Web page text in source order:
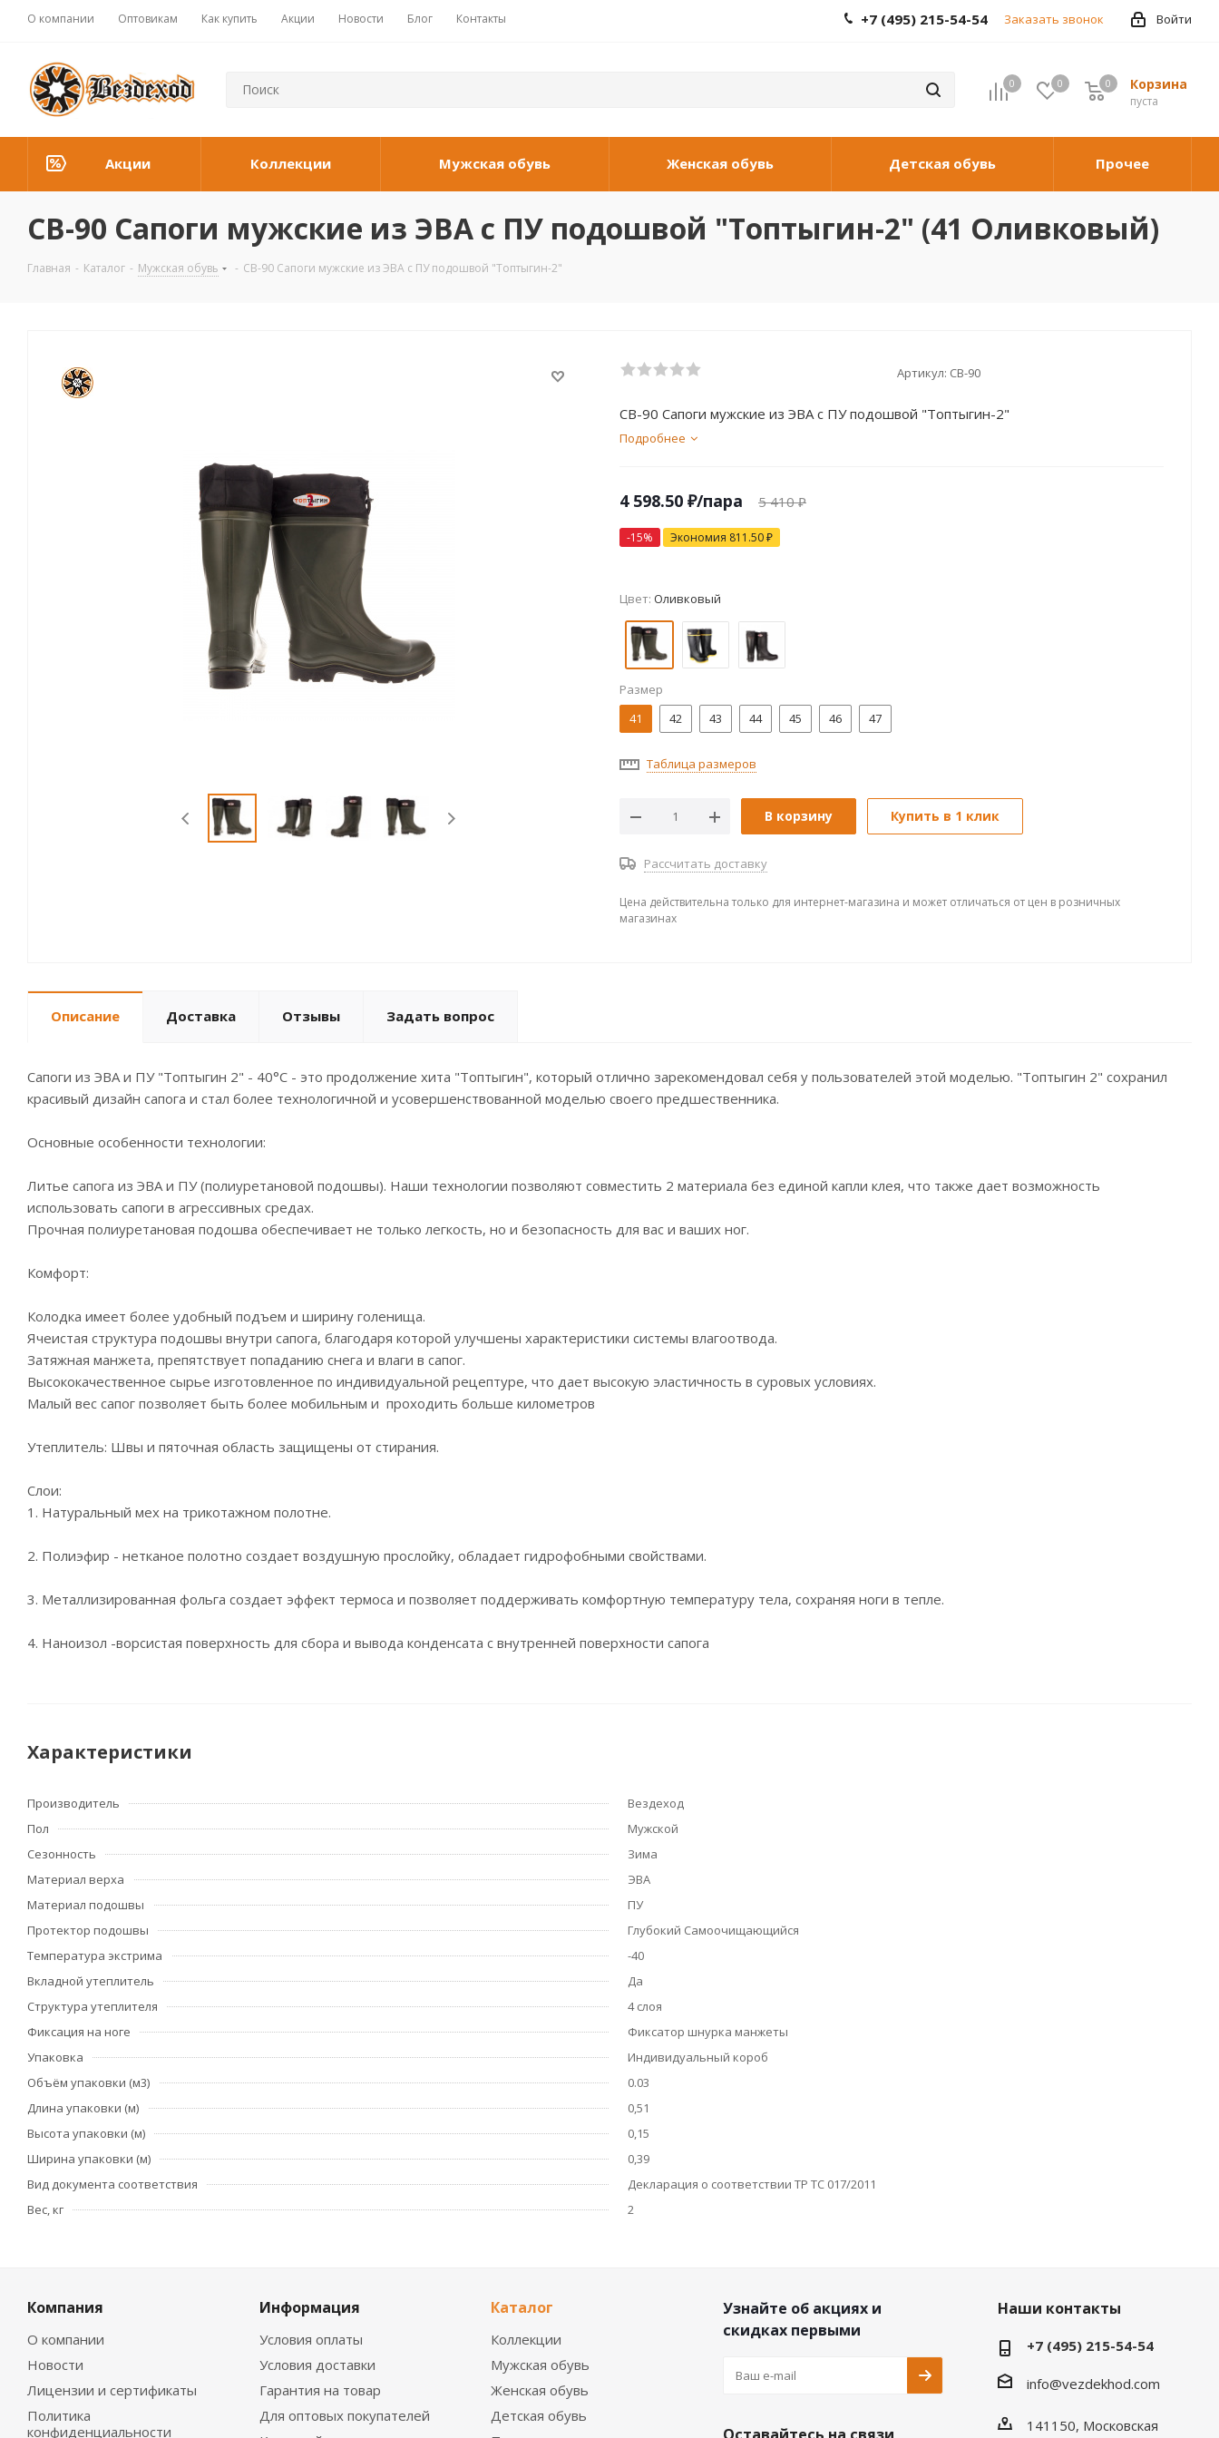
О компании Оптовикам Как купить Акции Новости Блог Контакты Войти
+7 (495) 215-54-54 Заказать звонок
0 0 Корзина
0
пуста
0
Акции Коллекции Мужская обувь Женская обувь Детская обувь Прочее
СВ-90 Сапоги мужские из ЭВА с ПУ подошвой "Топтыгин-2" (41 Оливковый)
Главная - Каталог - Мужская обувь - СВ-90 Сапоги мужские из ЭВА с ПУ подошвой "Топтыгин-2"
Артикул: СВ-90
СВ-90 Сапоги мужские из ЭВА с ПУ подошвой "Топтыгин-2"
Подробнее
4 598.50 ₽/пара 5 410₽
-15% Экономия 811.50₽
Цвет: Оливковый
Размер
41
42 43 44 45 46 47
Таблица размеров
В корзину Купить в 1 клик
Рассчитать доставку
Цена действительна только для интернет-магазина и может отличаться от цен в розничных
магазинах
Описание Доставка Отзывы Задать вопрос
Сапоги из ЭВА и ПУ "Топтыгин 2" - 40°С - это продолжение хита "Топтыгин", который отлично зарекомендовал себя у пользователей этой моделью. "Топтыгин 2" сохранил
красивый дизайн сапога и стал более технологичной и усовершенствованной моделью своего предшественника.
Основные особенности технологии:
Литье сапога из ЭВА и ПУ (полиуретановой подошвы). Наши технологии позволяют совместить 2 материала без единой капли клея, что также дает возможность
использовать сапоги в агрессивных средах.
Прочная полиуретановая подошва обеспечивает не только легкость, но и безопасность для вас и ваших ног.
Комфорт:
Колодка имеет более удобный подъем и ширину голенища.
Ячеистая структура подошвы внутри сапога, благодаря которой улучшены характеристики системы влагоотвода.
Затяжная манжета, препятствует попаданию снега и влаги в сапог.
Высококачественное сырье изготовленное по индивидуальной рецептуре, что дает высокую эластичность в суровых условиях.
Малый вес сапог позволяет быть более мобильным и проходить больше километров
Утеплитель: Швы и пяточная область защищены от стирания.
Слои:
1. Натуральный мех на трикотажном полотне.
2. Полиэфир - нетканое полотно создает воздушную прослойку, обладает гидрофобными свойствами.
3. Металлизированная фольга создает эффект термоса и позволяет поддерживать комфортную температуру тела, сохраняя ноги в тепле.
4. Наноизол -ворсистая поверхность для сбора и вывода конденсата с внутренней поверхности сапога
Характеристики
Производитель
Вездеход
Пол
Мужской
Сезонность
Зима
Материал верха
ЭВА
Материал подошвы
ПУ
Протектор подошвы
Глубокий Самоочищающийся
Температура экстрима
-40
Вкладной утеплитель
Да
Структура утеплителя
4 слоя
Фиксация на ноге
Фиксатор шнурка манжеты
Упаковка
Индивидуальный короб
Объём упаковки (м3)
0.03
Длина упаковки (м)
0,51
Высота упаковки (м)
0,15
Ширина упаковки (м)
0,39
Вид документа соответствия
Декларация о соответствии ТР ТС 017/2011
Вес, кг
2
Компания
О компании
Новости
Лицензии и сертификаты
Политика
конфиденциальности
Информация
Условия оплаты
Условия доставки
Гарантия на товар
Для оптовых покупателей
Каталог
Коллекции
Мужская обувь
Женская обувь
Детская обувь
Узнайте об акциях и
скидках первыми
Наши контакты
+7 (495) 215-54-54
info@vezdekhod.com
141150, Московская